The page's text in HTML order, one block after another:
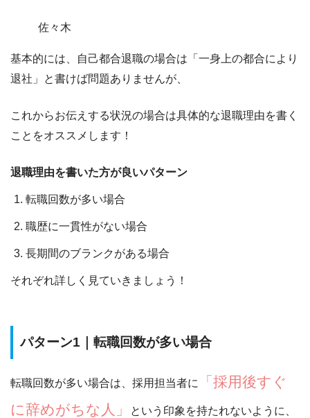
佐々木
基本的には、自己都合退職の場合は「一身上の都合により
退社」と書けば問題ありませんが、
これからお伝えする状況の場合は具体的な退職理由を書く
ことをオススメ します！
退職理由を書いた方が良いパターン
転職回数が多い場合
職歴に一貫性がない場合
長期間のブランクがある場合
それぞれ詳しく見ていきましょう！
パターン1｜転職回数が多い場合
転職回数が多い場合は、採用担当者に
「採用後すぐ
に辞めがちな人」
という印象を持たれないように、